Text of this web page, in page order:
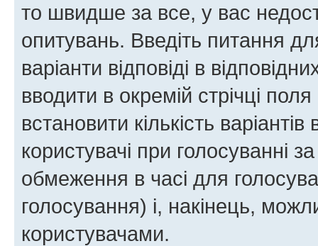
то швидше за все, у вас
опитувань. Введіть питання
варіанти відповіді в
вводити в окремій стрічці
встановити кількість
користувачі при голосуванні
обмеження в часі для
голосування) і, накінець,
користувачами.